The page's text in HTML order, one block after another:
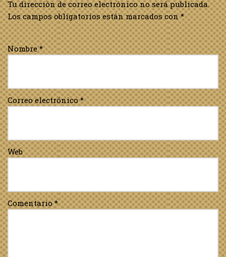
Tu dirección de correo electrónico no será publicada.
Los campos obligatorios están marcados con*
Nombre*
Correo electrónico*
Web
Comentario*